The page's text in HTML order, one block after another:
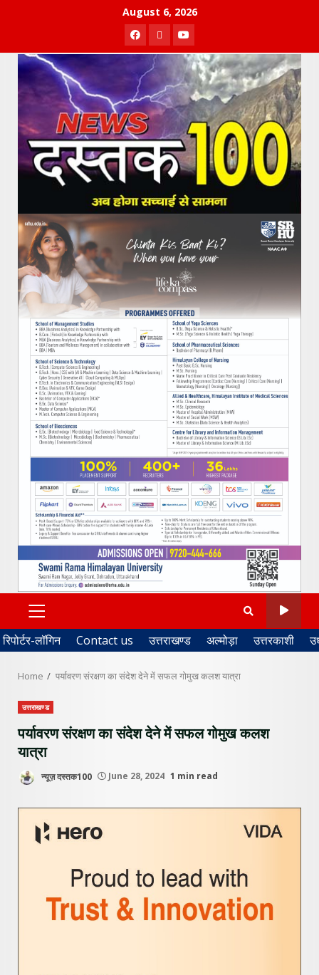
August 6, 2026
Facebook
TwitterYoutube
PRIMARY
MENU
रिपोर्टर-लॉगिन Contact us उत्तराखण्ड अल्मोड़ा उत्तरकाशी
Home पर्यावरण संरक्षण का संदेश देने में सफल गोमुख कलश यात्रा
उत्तराखण्ड
पर्यावरण संरक्षण का संदेश देने में सफल गोमुख कलश
यात्रा
न्यूज़ दस्तक100 June 28, 2024 1 min read